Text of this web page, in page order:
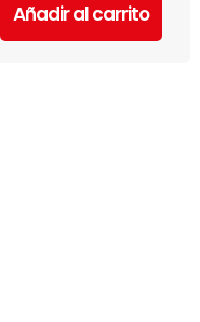
Añadir al carrito